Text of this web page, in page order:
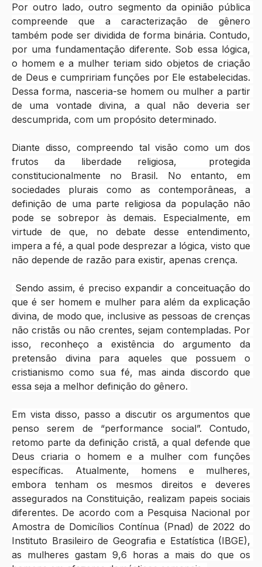
Por outro lado, outro segmento da opinião pública
compreende que a caracterização de gênero
também pode ser dividida de forma binária. Contudo,
por uma fundamentação diferente. Sob essa lógica,
o homem e a mulher teriam sido objetos de criação
de Deus e cumpririam funções por Ele estabelecidas.
Dessa forma, nasceria-se homem ou mulher a partir
de uma vontade divina, a qual não deveria ser
descumprida, com um propósito determinado.
Diante disso, compreendo tal visão como um dos
frutos da liberdade religiosa,  protegida
constitucionalmente no Brasil. No entanto, em
sociedades plurais como as contemporâneas, a
definição de uma parte religiosa da população não
pode se sobrepor às demais. Especialmente, em
virtude de que, no debate desse entendimento,
impera a fé, a qual pode desprezar a lógica, visto que
não depende de razão para existir, apenas crença.
Sendo assim, é preciso expandir a conceituação do
que é ser homem e mulher para além da explicação
divina, de modo que, inclusive as pessoas de crenças
não cristãs ou não crentes, sejam contempladas. Por
isso, reconheço a existência do argumento da
pretensão divina para aqueles que possuem o
cristianismo como sua fé, mas ainda discordo que
essa seja a melhor definição do gênero.
Em vista disso, passo a discutir os argumentos que
penso serem de “performance social”. Contudo,
retomo parte da definição cristã, a qual defende que
Deus criaria o homem e a mulher com funções
específicas. Atualmente, homens e mulheres,
embora tenham os mesmos direitos e deveres
assegurados na Constituição, realizam papeis sociais
diferentes. De acordo com a Pesquisa Nacional por
Amostra de Domicílios Contínua (Pnad) de 2022 do
Instituto Brasileiro de Geografia e Estatística (IBGE),
as mulheres gastam 9,6 horas a mais do que os